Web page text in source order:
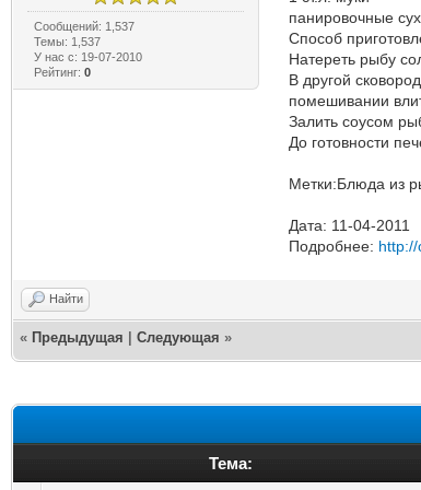
Сообщений: 1,537
Темы: 1,537
У нас с: 19-07-2010
Рейтинг:0
панировочные
Способ
Натереть рыбу
В другой
помешивании
Залить соусом
До готовности
Метки:Блюда из
Дата: 11-04-2011
Подробнее:
Найти
« Предыдущая Следующая »
Тема: